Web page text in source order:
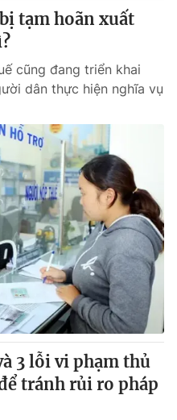
tạm hoãn xuất
cũng đang triển khai
dân thực hiện nghĩa vụ
3 lỗi vi phạm thủ
tránh rủi ro pháp